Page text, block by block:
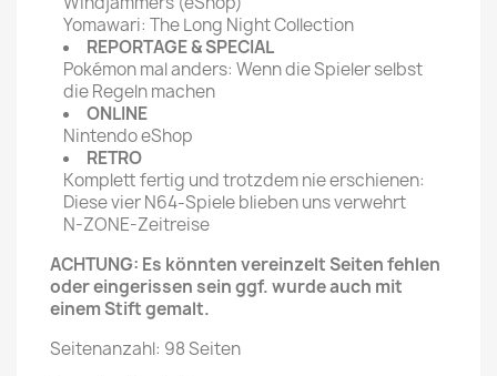
Yomawari: The Long Night Collection
REPORTAGE & SPECIAL
Pokémon mal anders: Wenn die Spieler selbst
die Regeln machen
ONLINE
Nintendo eShop
RETRO
Komplett fertig und trotzdem nie erschienen:
Diese vier N64-Spiele blieben uns verwehrt
N-ZONE-Zeitreise
ACHTUNG: Es könnten vereinzelt Seiten fehlen
oder eingerissen sein ggf. wurde auch mit
einem Stift gemalt.
Seitenanzahl: 98 Seiten